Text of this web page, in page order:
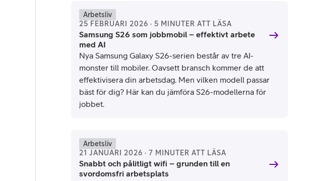
Arbetsliv
25 FEBRUARI 2026 · 5 MINUTER ATT LÄSA
Samsung S26 som jobbmobil – effektivt arbete
med AI
Nya Samsung Galaxy S26-serien består av tre AI-
monster till mobiler. Oavsett bransch kommer de att
effektivisera din arbetsdag. Men vilken modell passar
bäst för dig? Här kan du jämföra S26-modellerna för
jobbet.
Arbetsliv
21 JANUARI 2026 · 7 MINUTER ATT LÄSA
Snabbt och pålitligt wifi – grunden till en
svordomsfri arbetsplats